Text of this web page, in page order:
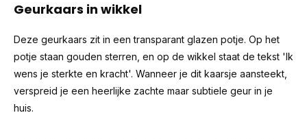
Geurkaars in wikkel
Deze geurkaars zit in een transparant glazen potje. Op het
potje staan gouden sterren, en op de wikkel staat de tekst 'Ik
wens je sterkte en kracht'. Wanneer je dit kaarsje aansteekt,
verspreid je een heerlijke zachte maar subtiele geur in je
huis.